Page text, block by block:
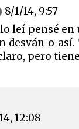
8/1/14, 9:57
leí pensé
desván o
pero
12:08